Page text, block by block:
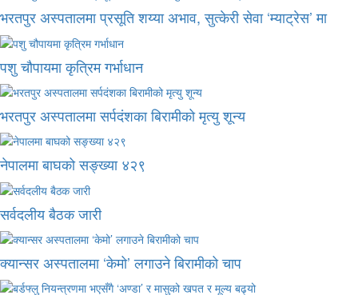
भरतपुर अस्पतालमा प्रसूति शय्या अभाव, सुत्केरी सेवा ‘म्याट्रेस’ मा
पशु चौपायमा कृत्रिम गर्भाधान
भरतपुर अस्पतालमा सर्पदंशका बिरामीको मृत्यु शून्य
नेपालमा बाघको सङ्ख्या ४२९
सर्वदलीय बैठक जारी
क्यान्सर अस्पतालमा ‘केमो’ लगाउने बिरामीको चाप